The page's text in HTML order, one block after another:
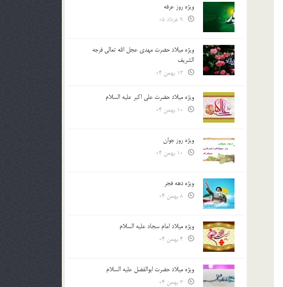
ویژه روز عرفه
ویژه میلاد حضرت مهدی عجل الله تعالی فرجه
الشريف
ویژه میلاد حضرت علی اکبر علیه السلام
ویژه روز جوان
ویژه دهه فجر
ویژه میلاد امام سجاد علیه السلام
ویژه میلاد حضرت ابوالفضل علیه السلام